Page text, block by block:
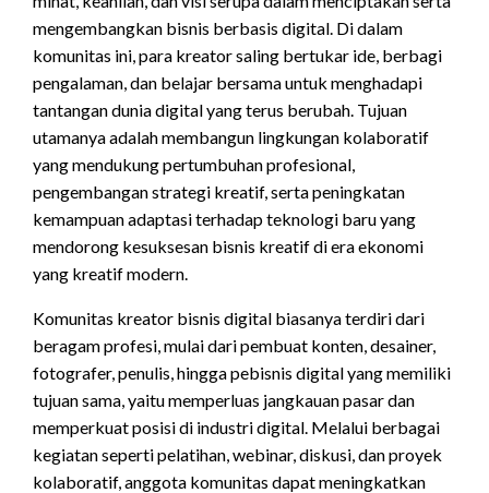
mengembangkan bisnis berbasis digital. Di dalam
komunitas ini, para kreator saling bertukar ide, berbagi
pengalaman, dan belajar bersama untuk menghadapi
tantangan dunia digital yang terus berubah. Tujuan
utamanya adalah membangun lingkungan kolaboratif
yang mendukung pertumbuhan profesional,
pengembangan strategi kreatif, serta peningkatan
kemampuan adaptasi terhadap teknologi baru yang
mendorong kesuksesan bisnis kreatifdi era ekonomi
yang kreatif modern.
Komunitas kreator bisnis digital biasanya terdiri dari
beragam profesi, mulai dari pembuat konten, desainer,
fotografer, penulis, hingga pebisnis digital yang memiliki
tujuan sama, yaitu memperluas jangkauan pasar dan
memperkuat posisi di industri digital. Melalui berbagai
kegiatan seperti pelatihan, webinar, diskusi, dan proyek
kolaboratif, anggota komunitas dapat meningkatkan